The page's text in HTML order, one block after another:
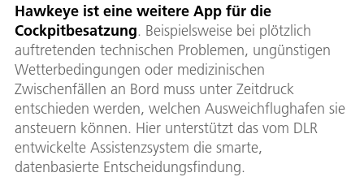
Hawkeye ist eine weitere App für die
Cockpitbesatzung. Beispielsweise bei plötzlich
auftretenden technischen Problemen, ungünstigen
Wetterbedingungen oder medizinischen
Zwischenfällen an Bord muss unter Zeitdruck
entschieden werden, welchen Ausweichflughafen sie
ansteuern können. Hier unterstützt das vom DLR
entwickelte Assistenzsystem die smarte,
datenbasierte Entscheidungsfindung.